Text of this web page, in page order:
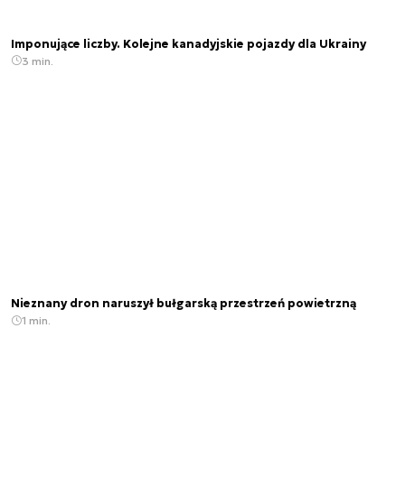
Imponujące liczby. Kolejne kanadyjskie pojazdy dla Ukrainy
3 min.
Nieznany dron naruszył bułgarską przestrzeń powietrzną
1 min.